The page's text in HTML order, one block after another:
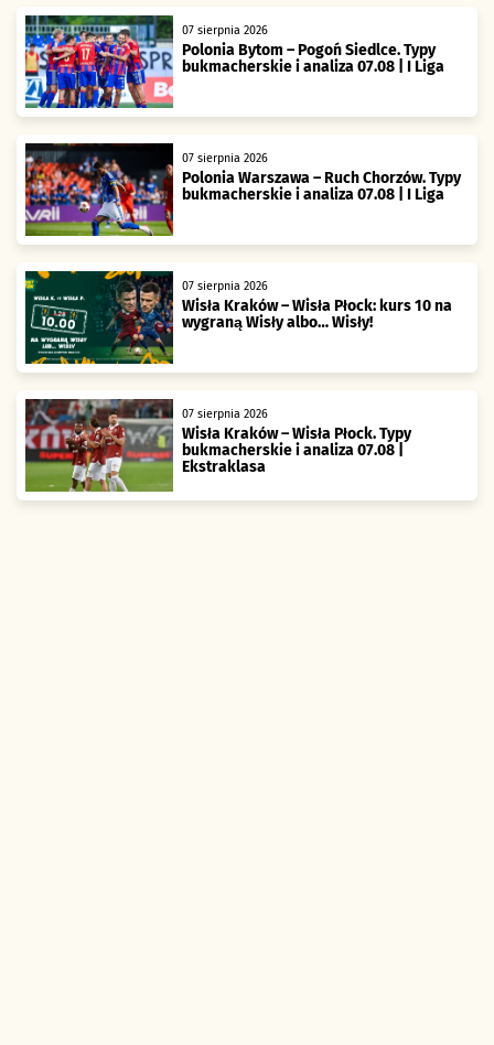
07 sierpnia 2026
Polonia Bytom – Pogoń Siedlce. Typy
bukmacherskie i analiza 07.08 | I Liga
07 sierpnia 2026
Polonia Warszawa – Ruch Chorzów. Typy
bukmacherskie i analiza 07.08 | I Liga
07 sierpnia 2026
Wisła Kraków – Wisła Płock: kurs 10 na
wygraną Wisły albo… Wisły!
07 sierpnia 2026
Wisła Kraków – Wisła Płock. Typy
bukmacherskie i analiza 07.08 |
Ekstraklasa